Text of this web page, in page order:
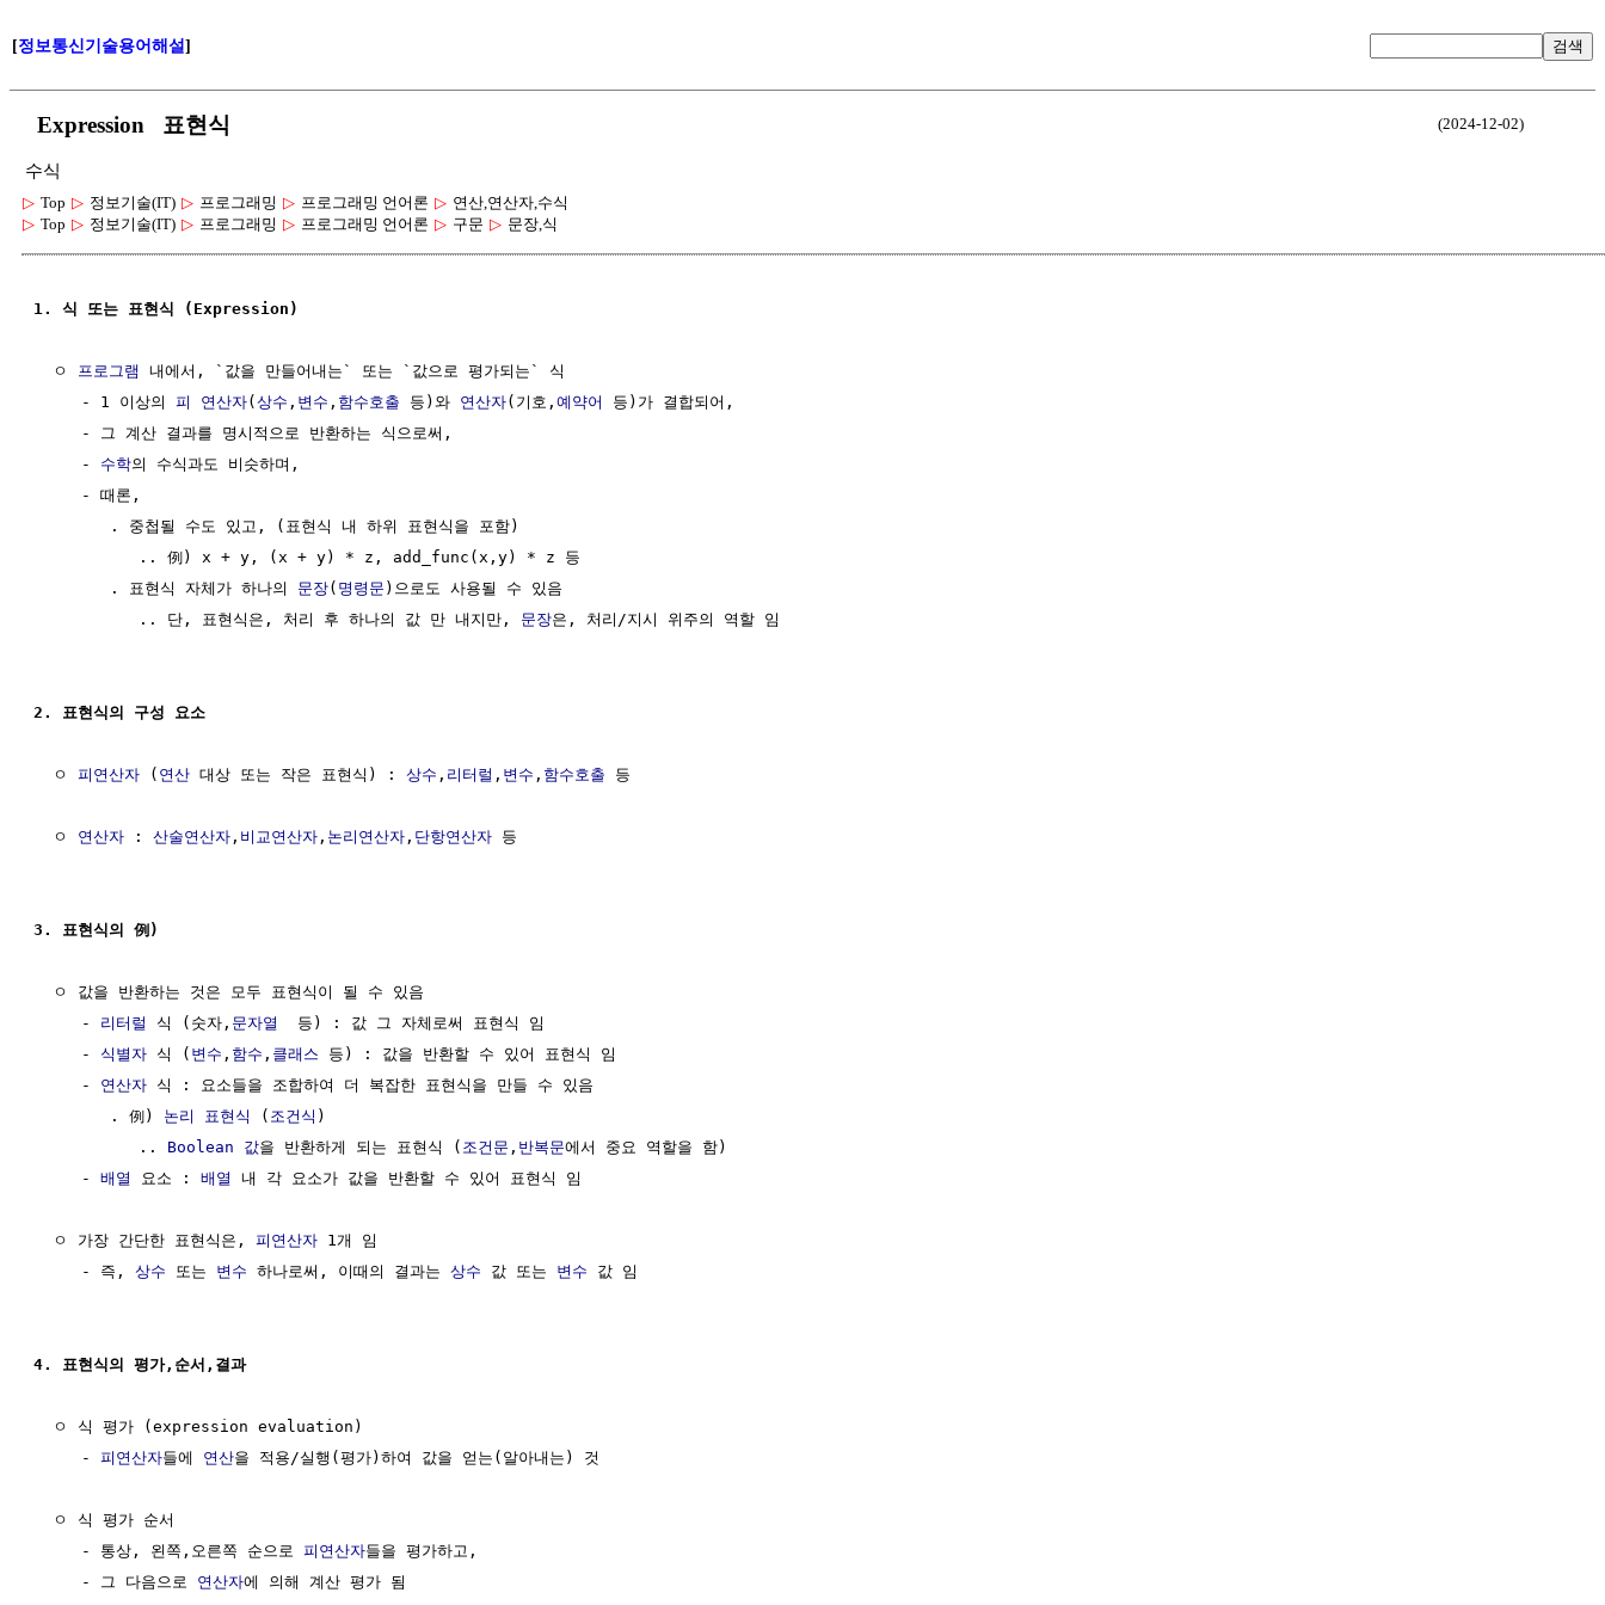
[정보통신기술용어해설] 검색
Expression 표현식 (2024-12-02)
수식
▷ Top ▷ 정보기술(IT) ▷ 프로그래밍 ▷ 프로그래밍 언어론 ▷ 연산,연산자,수식
▷ Top ▷ 정보기술(IT) ▷ 프로그래밍 ▷ 프로그래밍 언어론 ▷ 구문 ▷ 문장,식
1. 식 또는 표현식 (Expression)
  ㅇ
프로그램
내에서, `값을 만들어내는` 또는 `값으로 평가되는` 식
     - 1 이상의
피 연산자(상수 , 변수 , 함수호출 등)와 연산자(기호, 예약어
등)가 결합되어,
     - 그 계산 결과를 명시적으로 반환하는 식으로써,
     -
수학의 수식과도 비슷하며,
     - 때론,
        . 중첩될 수도 있고, (표현식 내 하위 표현식을 포함)
           .. 例) x + y, (x + y) * z, add_func(x,y) * z 등
        . 표현식 자체가 하나의
문장( 명령문 )으로도 사용될 수 있음
           .. 단, 표현식은, 처리 후 하나의 값 만 내지만,
문장은, 처리/지시 위주의 역할 임
2. 표현식의 구성 요소
  ㅇ
피연산자 ( 연산 대상 또는 작은 표현식) : 상수 , 리터럴 , 변수 , 함수호출 등
  ㅇ
연산자 : 산술연산자 , 비교연산자 , 논리연산자 , 단항연산자 등
3. 표현식의 例)
  ㅇ 값을 반환하는 것은 모두 표현식이 될 수 있음
     -
리터럴 식 (숫자, 문자열
  등) : 값 그 자체로써 표현식 임
     -
식별자 식 ( 변수 , 함수 , 클래스 등) : 값을 반환할 수 있어 표현식 임
     -
연산자 식 : 요소들을 조합하여 더 복잡한 표현식을 만들 수 있음
        . 例)
논리 표현식 ( 조건식 )
           ..
Boolean 값을 반환하게 되는 표현식 ( 조건문 , 반복문에서 중요 역할을 함)
     -
배열 요소 : 배열 내 각 요소가 값을 반환할 수 있어 표현식 임
  ㅇ 가장 간단한 표현식은,
피연산자 1개 임
     - 즉,
상수 또는 변수 하나로써, 이때의 결과는 상수 값 또는 변수 값 임
4. 표현식의 평가,순서,결과
  ㅇ 식 평가 (expression evaluation)
     -
피연산자들에 연산을 적용/실행(평가)하여 값을 얻는(알아내는) 것
  ㅇ 식 평가 순서
     - 통상, 왼쪽,오른쪽 순으로
피연산자들을 평가하고,
     - 그 다음으로
연산자에 의해 계산 평가 됨